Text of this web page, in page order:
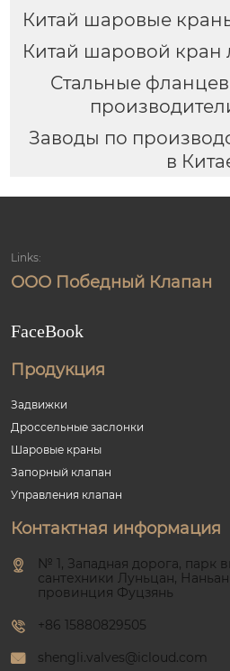
Китай шаровые
Китай шаровой кран
Стальные
Заводы по
в
Links:
ООО Победный Клапан
FaceBook
Продукция
Задвижки
Дроссельные заслонки
Шаровые краны
Запорный клапан
Управления клапан
Контактная информация
№ 1, Западная дорога, парк
сантехники Луньцан,
провинция Фуцзянь
+86 15880829505
shengli.valves@icloud.com